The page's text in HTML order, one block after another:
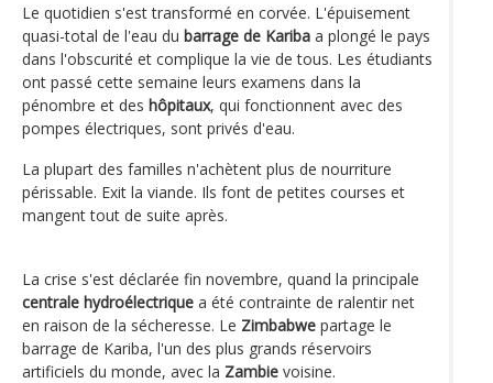
Le quotidien s'est transformé en corvée. L'épuisement
quasi-total de l'eau du barrage de Kariba a plongé le pays
dans l'obscurité et complique la vie de tous. Les étudiants
ont passé cette semaine leurs examens dans la
pénombre et des hôpitaux, qui fonctionnent avec des
pompes électriques, sont privés d'eau.
La plupart des familles n'achètent plus de nourriture
périssable. Exit la viande. Ils font de petites courses et
mangent tout de suite après.
La crise s'est déclarée fin novembre, quand la principale
centrale hydroélectrique a été contrainte de ralentir net
en raison de la sécheresse. Le Zimbabwe partage le
barrage de Kariba, l'un des plus grands réservoirs
artificiels du monde, avec la Zambie voisine.